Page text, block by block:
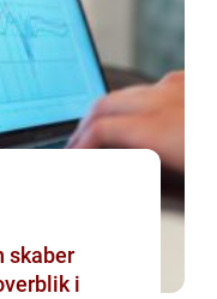
skaber
i